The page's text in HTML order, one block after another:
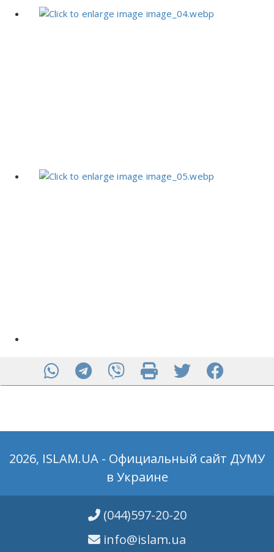
2026, ISLAM.UA - Официальный сайт ДУМУ
в Украине
(044)597-20-20
info@islam.ua